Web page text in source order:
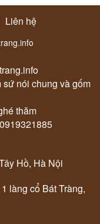
Liên hệ
sứ nói chung và gốm
thăm
Hồ, Hà Nội
làng cổ Bát Tràng,